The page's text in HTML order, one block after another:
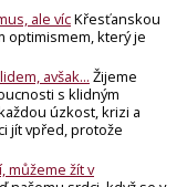
ale vícKřesťanskou
optimismem, který je
avšak... Žijeme
s klidným
úzkost, krizi a
jít vpřed, protože
můžeme žít v